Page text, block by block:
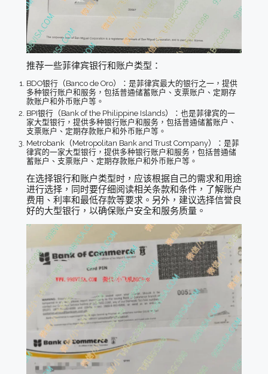
推荐一些菲律宾银行和账户类型：
BDO银行（Banco de Oro）：是菲律宾最大的银行之一，提供
多种银行账户和服务，包括普通储蓄账户、支票账户、定期存
款账户和外币账户等。
BPI银行（Bank of the Philippine Islands）：也是菲律宾的一
家大型银行，提供多种银行账户和服务，包括普通储蓄账户、
支票账户、定期存款账户和外币账户等。
Metrobank（Metropolitan Bank and Trust Company）：是菲
律宾的一家大型银行，提供多种银行账户和服务，包括普通储
蓄账户、支票账户、定期存款账户和外币账户等。
在选择银行和账户类型时，应该根据自己的需求和用途
进行选择，同时要仔细阅读相关条款和条件，了解账户
费用、利率和最低存款等要求。另外，建议选择信誉良
好的大型银行，以确保账户安全和服务质量。